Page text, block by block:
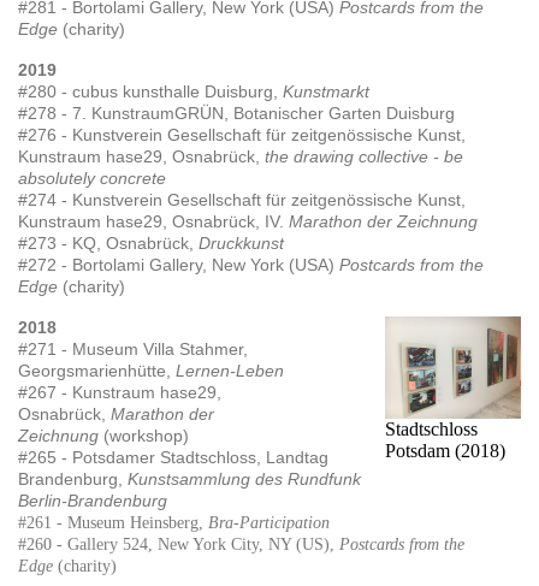
#281 - Bortolami Gallery, New York (USA) Postcards from the
Edge (charity)
2019
#280 - cubus kunsthalle Duisburg, Kunstmarkt
#278 - 7. KunstraumGRÜN, Botanischer Garten Duisburg
#276 - Kunstverein Gesellschaft für zeitgenössische Kunst,
Kunstraum hase29, Osnabrück, the drawing collective - be
absolutely concrete
#274 - Kunstverein Gesellschaft für zeitgenössische Kunst,
Kunstraum hase29, Osnabrück, IV. Marathon der Zeichnung
#273 - KQ, Osnabrück, Druckkunst
#272 - Bortolami Gallery, New York (USA) Postcards from the
Edge (charity)
Stadtschloss
Potsdam (2018)
2018
#271 - Museum Villa Stahmer,
Georgsmarienhütte, Lernen-Leben
#267 - Kunstraum hase29,
Osnabrück, Marathon der
Zeichnung (workshop)
#265 - Potsdamer Stadtschloss, Landtag
Brandenburg, Kunstsammlung des Rundfunk
Berlin-Brandenburg
#261 - Museum Heinsberg, Bra-Participation
#260 - Gallery 524, New York City, NY (US), Postcards from the
Edge (charity)